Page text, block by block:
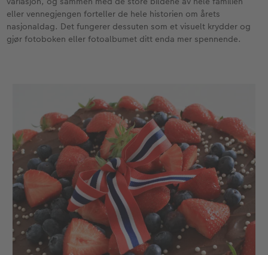
eller vennegjengen forteller de hele historien om årets
nasjonaldag. Det fungerer dessuten som et visuelt krydder og
gjør fotoboken eller fotoalbumet ditt enda mer spennende.